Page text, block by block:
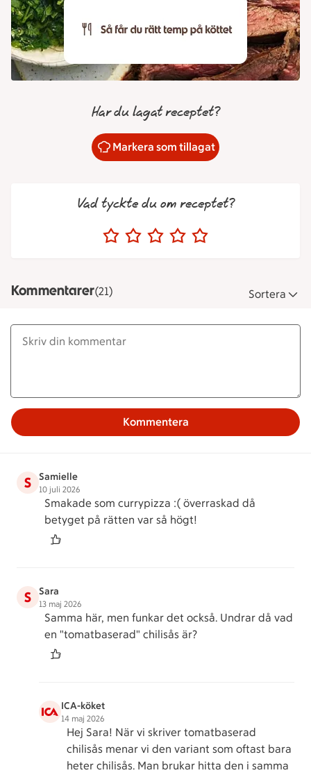
Har du lagat receptet?
Markera som tillagat
Vad tyckte du om receptet?
Kommentarer(21) Sortera
Kommentera
S Samielle
10 juli 2026
Smakade som currypizza :( överraskad då
betyget på rätten var så högt!
S Sara
13 maj 2026
Samma här, men funkar det också. Undrar då vad
en "tomatbaserad" chilisås är?
ICA-köket
14 maj 2026
Hej Sara! När vi skriver tomatbaserad
chilisås menar vi den variant som oftast bara
heter chilisås. Man brukar hitta den i samma